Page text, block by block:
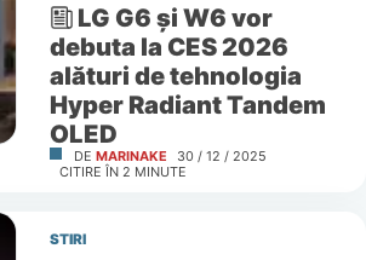
LG G6 și W6 vor
debuta la CES 2026
alături de tehnologia
Hyper Radiant Tandem
OLED
DE MARINAKE
30 / 12 / 2025
CITIRE ÎN 2 MINUTE
STIRI